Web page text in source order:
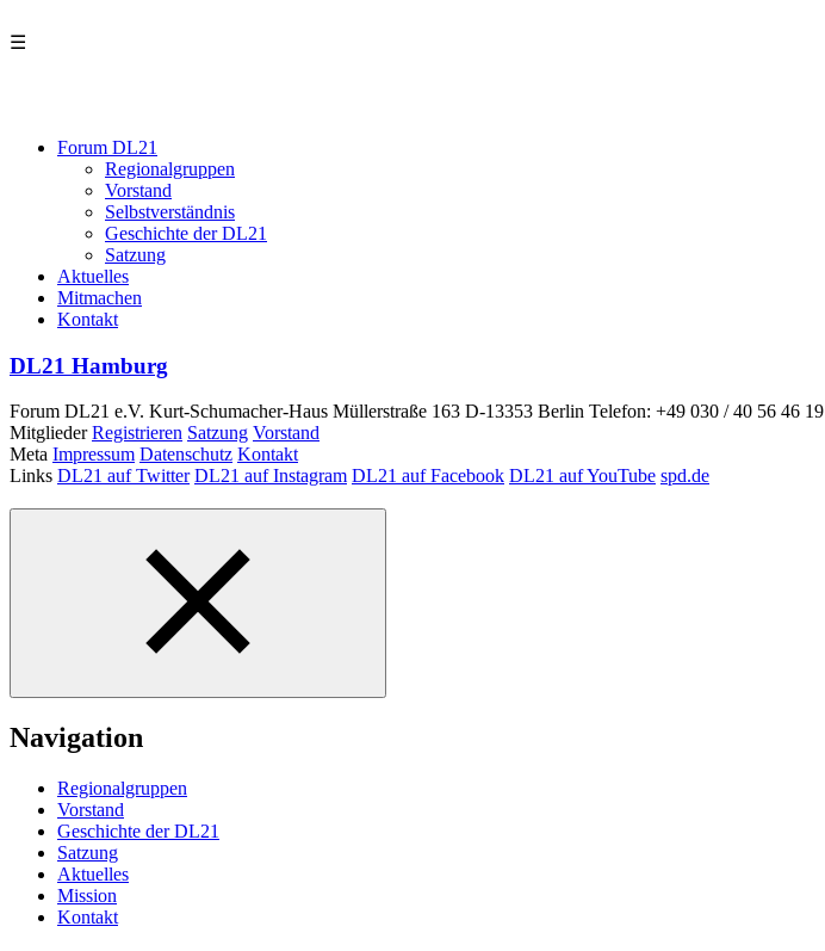
☰
Forum DL21
Regionalgruppen
Vorstand
Selbstverständnis
Geschichte der DL21
Satzung
Aktuelles
Mitmachen
Kontakt
DL21 Hamburg
Forum DL21 e.V. Kurt-Schumacher-Haus Müllerstraße 163 D-13353 Berlin Telefon: +49 030 / 40 56 46 19
Mitglieder Registrieren Satzung Vorstand
Meta Impressum Datenschutz Kontakt
Links DL21 auf Twitter DL21 auf Instagram DL21 auf Facebook DL21 auf YouTube spd.de
Navigation
Regionalgruppen
Vorstand
Geschichte der DL21
Satzung
Aktuelles
Mission
Kontakt